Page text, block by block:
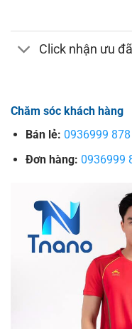
Click nhận ưu
Chăm sóc khách hàng
Bán lẻ: 0936999 878
Đơn hàng: 0936999